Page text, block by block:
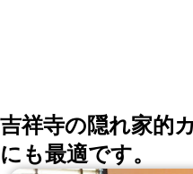
吉祥寺の隠れ家的
にも最適です。